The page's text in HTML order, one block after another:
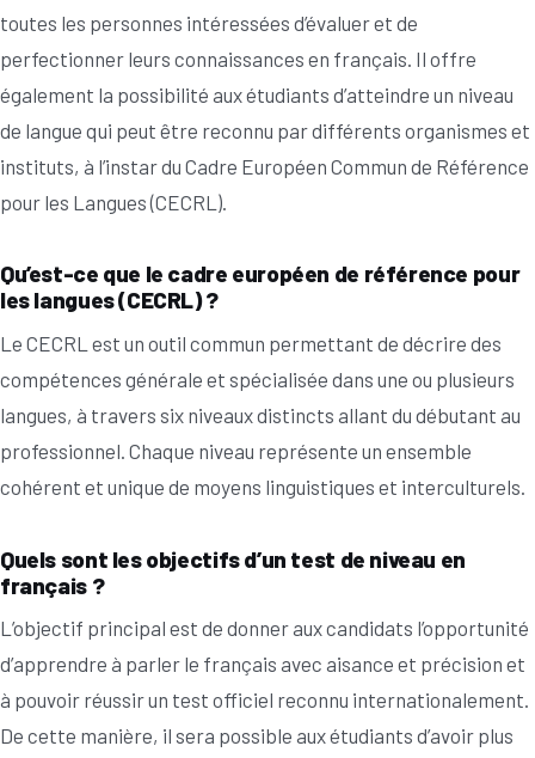
toutes les personnes intéressées d’évaluer et de
perfectionner leurs connaissances en français. Il offre
également la possibilité aux étudiants d’atteindre un niveau
de langue qui peut être reconnu par différents organismes et
instituts, à l’instar du Cadre Européen Commun de Référence
pour les Langues (CECRL).
Qu’est-ce que le cadre européen de référence pour
les langues (CECRL) ?
Le CECRL est un outil commun permettant de décrire des
compétences générale et spécialisée dans une ou plusieurs
langues, à travers six niveaux distincts allant du débutant au
professionnel. Chaque niveau représente un ensemble
cohérent et unique de moyens linguistiques et interculturels.
Quels sont les objectifs d’un test de niveau en
français ?
L’objectif principal est de donner aux candidats l’opportunité
d’apprendre à parler le français avec aisance et précision et
à pouvoir réussir un test officiel reconnu internationalement.
De cette manière, il sera possible aux étudiants d’avoir plus